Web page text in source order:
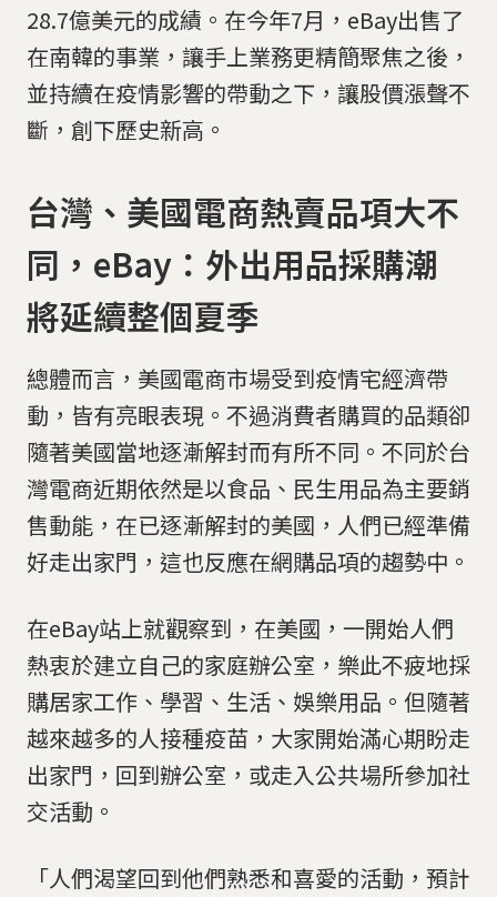
28.7億美元的成績。在今年7月，eBay出售了
在南韓的事業，讓手上業務更精簡聚焦之後，
並持續在疫情影響的帶動之下，讓股價漲聲不
斷，創下歷史新高。
台灣、美國電商熱賣品項大不
同，eBay：外出用品採購潮
將延續整個夏季
總體而言，美國電商市場受到疫情宅經濟帶
動，皆有亮眼表現。不過消費者購買的品類卻
隨著美國當地逐漸解封而有所不同。不同於台
灣電商近期依然是以食品、民生用品為主要銷
售動能，在已逐漸解封的美國，人們已經準備
好走出家門，這也反應在網購品項的趨勢中。
在eBay站上就觀察到，在美國，一開始人們
熱衷於建立自己的家庭辦公室，樂此不疲地採
購居家工作、學習、生活、娛樂用品。但隨著
越來越多的人接種疫苗，大家開始滿心期盼走
出家門，回到辦公室，或走入公共場所參加社
交活動。
「人們渴望回到他們熟悉和喜愛的活動，預計